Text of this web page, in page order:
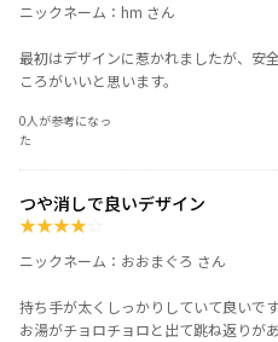
ニックネーム：hm さん
最初はデザインに惹かれましたが、安
ころがいいと思います。
0人が参考になっ
た
つや消しで良いデザイン
★★★★
ニックネーム：おおまぐろ さん
持ち手が太くしっかりしていて良いです
お湯がチョロチョロと出て跳ね返りが